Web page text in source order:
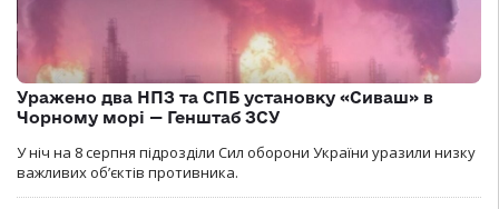
Уражено два НПЗ та СПБ установку «Сиваш» в
Чорному морі — Генштаб ЗСУ
У ніч на 8 серпня підрозділи Сил оборони України уразили низку
важливих об’єктів противника.